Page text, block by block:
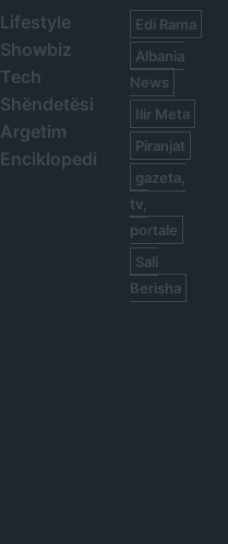
Lifestyle
Showbiz
Tech
Shëndetësi
Argetim
Enciklopedi
Edi Rama
Albania
News
Ilir Meta
Piranjat
gazeta,
tv,
portale
Sali
Berisha